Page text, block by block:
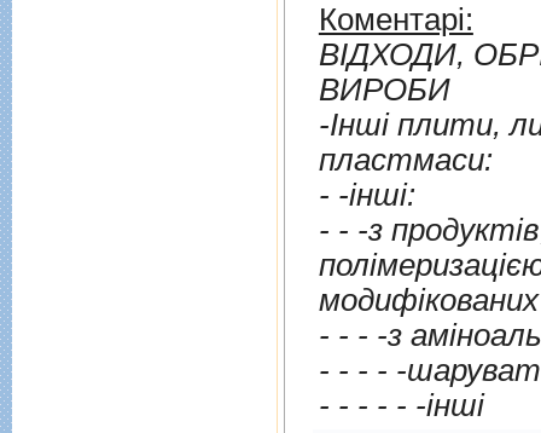
Коментарі:
ВIДХОДИ,
ВИРОБИ
-Iншi плити, листи,
пластмаси:
- -iншi:
- - -з
полiмеризацiєю з перегрупуванням,
- - - -з
- - - - -
- - - - - -iншi